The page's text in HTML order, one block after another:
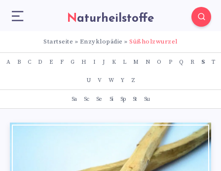
Naturheilstoffe
Startseite » Enzyklopädie »Süßholzwurzel
A B C D E F G H I J K L M N O P Q R S T
U V W Y Z
Sa Sc Se Si Sp St Su